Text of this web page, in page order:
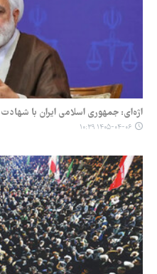
اژه‌ای: جمهوری اسلامی ایران با شهادت
۱۴۰۵-۰۴-۰۶ ۱۰:۳۹